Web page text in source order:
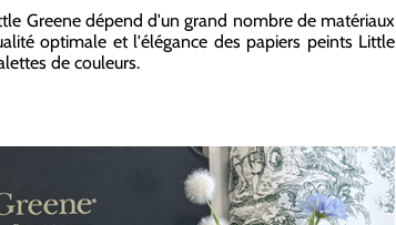
Greene dépend d'un grand nombre de matériaux
optimale et l'élégance des papiers peints Little
de couleurs.